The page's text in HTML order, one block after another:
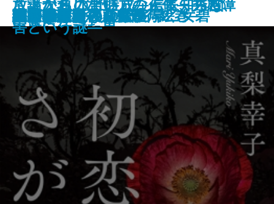
幽玄の絵師―百鬼遊行絵巻―
掌の小説
山の音
死にゆく者の祈り
緋の河
放浪大名 水野勝成―信長、秀吉、
家康に仕えた男―
いもうと
鉄の楽園
木
さよならの言い方なんて知らな
い。6
初恋さがし
神とさざなみの密室
護衛艦あおぎり艦長 早乙女碧
かがやき荘西荻探偵局2
命あれば
西日本鉄道殺人事件
「話が通じない」の正体―共感障
害という謎―
太陽・惑星
欺す衆生
市塵〔上〕